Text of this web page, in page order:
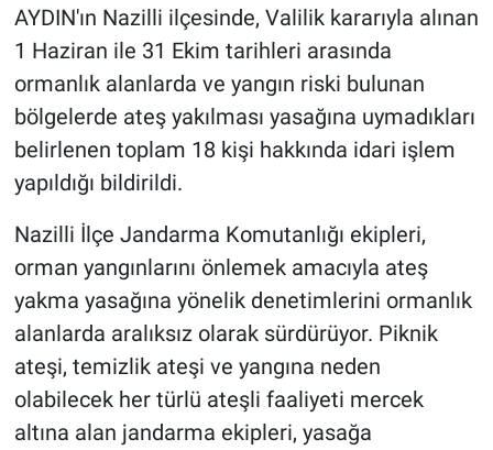
AYDIN'ın Nazilli ilçesinde, Valilik kararıyla alınan
1 Haziran ile 31 Ekim tarihleri arasında
ormanlık alanlarda ve yangın riski bulunan
bölgelerde ateş yakılması yasağına uymadıkları
belirlenen toplam 18 kişi hakkında idari işlem
yapıldığı bildirildi.
Nazilli İlçe Jandarma Komutanlığı ekipleri,
orman yangınlarını önlemek amacıyla ateş
yakma yasağına yönelik denetimlerini ormanlık
alanlarda aralıksız olarak sürdürüyor. Piknik
ateşi, temizlik ateşi ve yangına neden
olabilecek her türlü ateşli faaliyeti mercek
altına alan jandarma ekipleri, yasağa